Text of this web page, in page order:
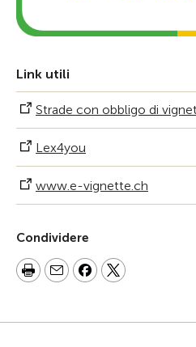
Link utili
Strade con obbligo di
Lex4you
www.e­-vignette.ch
Condividere